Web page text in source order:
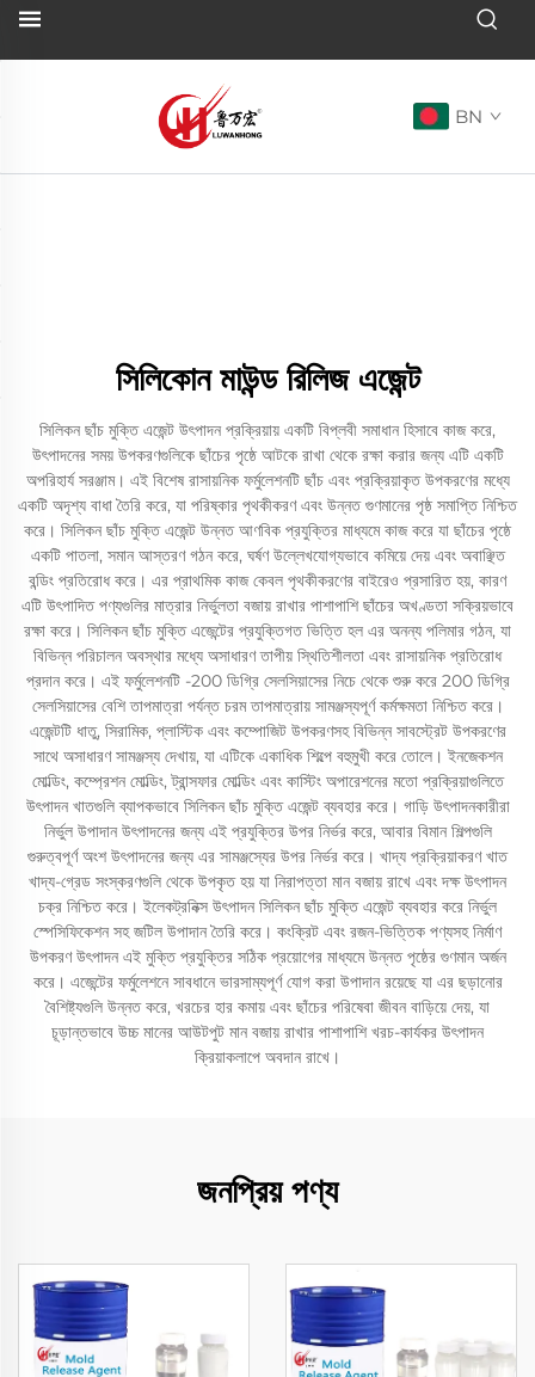
BN
সিলিকোন মাউন্ড রিলিজ এজেন্ট
সিলিকন ছাঁচ মুক্তি এজেন্ট উৎপাদন প্রক্রিয়ায় একটি বিপ্লবী সমাধান হিসাবে কাজ করে,
উৎপাদনের সময় উপকরণগুলিকে ছাঁচের পৃষ্ঠে আটকে রাখা থেকে রক্ষা করার জন্য এটি একটি
অপরিহার্য সরঞ্জাম। এই বিশেষ রাসায়নিক ফর্মুলেশনটি ছাঁচ এবং প্রক্রিয়াকৃত উপকরণের মধ্যে
একটি অদৃশ্য বাধা তৈরি করে, যা পরিষ্কার পৃথকীকরণ এবং উন্নত গুণমানের পৃষ্ঠ সমাপ্তি নিশ্চিত
করে। সিলিকন ছাঁচ মুক্তি এজেন্ট উন্নত আণবিক প্রযুক্তির মাধ্যমে কাজ করে যা ছাঁচের পৃষ্ঠে
একটি পাতলা, সমান আস্তরণ গঠন করে, ঘর্ষণ উল্লেখযোগ্যভাবে কমিয়ে দেয় এবং অবাঞ্ছিত
বন্ডিং প্রতিরোধ করে। এর প্রাথমিক কাজ কেবল পৃথকীকরণের বাইরেও প্রসারিত হয়, কারণ
এটি উৎপাদিত পণ্যগুলির মাত্রার নির্ভুলতা বজায় রাখার পাশাপাশি ছাঁচের অখণ্ডতা সক্রিয়ভাবে
রক্ষা করে। সিলিকন ছাঁচ মুক্তি এজেন্টের প্রযুক্তিগত ভিত্তি হল এর অনন্য পলিমার গঠন, যা
বিভিন্ন পরিচালন অবস্থার মধ্যে অসাধারণ তাপীয় স্থিতিশীলতা এবং রাসায়নিক প্রতিরোধ
প্রদান করে। এই ফর্মুলেশনটি -200 ডিগ্রি সেলসিয়াসের নিচে থেকে শুরু করে 200 ডিগ্রি
সেলসিয়াসের বেশি তাপমাত্রা পর্যন্ত চরম তাপমাত্রায় সামঞ্জস্যপূর্ণ কর্মক্ষমতা নিশ্চিত করে।
এজেন্টটি ধাতু, সিরামিক, প্লাস্টিক এবং কম্পোজিট উপকরণসহ বিভিন্ন সাবস্ট্রেট উপকরণের
সাথে অসাধারণ সামঞ্জস্য দেখায়, যা এটিকে একাধিক শিল্পে বহুমুখী করে তোলে। ইনজেকশন
মোল্ডিং, কম্প্রেশন মোল্ডিং, ট্রান্সফার মোল্ডিং এবং কাস্টিং অপারেশনের মতো প্রক্রিয়াগুলিতে
উৎপাদন খাতগুলি ব্যাপকভাবে সিলিকন ছাঁচ মুক্তি এজেন্ট ব্যবহার করে। গাড়ি উৎপাদনকারীরা
নির্ভুল উপাদান উৎপাদনের জন্য এই প্রযুক্তির উপর নির্ভর করে, আবার বিমান শিল্পগুলি
গুরুত্বপূর্ণ অংশ উৎপাদনের জন্য এর সামঞ্জস্যের উপর নির্ভর করে। খাদ্য প্রক্রিয়াকরণ খাত
খাদ্য-গ্রেড সংস্করণগুলি থেকে উপকৃত হয় যা নিরাপত্তা মান বজায় রাখে এবং দক্ষ উৎপাদন
চক্র নিশ্চিত করে। ইলেকট্রনিক্স উৎপাদন সিলিকন ছাঁচ মুক্তি এজেন্ট ব্যবহার করে নির্ভুল
স্পেসিফিকেশন সহ জটিল উপাদান তৈরি করে। কংক্রিট এবং রজন-ভিত্তিক পণ্যসহ নির্মাণ
উপকরণ উৎপাদন এই মুক্তি প্রযুক্তির সঠিক প্রয়োগের মাধ্যমে উন্নত পৃষ্ঠের গুণমান অর্জন
করে। এজেন্টের ফর্মুলেশনে সাবধানে ভারসাম্যপূর্ণ যোগ করা উপাদান রয়েছে যা এর ছড়ানোর
বৈশিষ্ট্যগুলি উন্নত করে, খরচের হার কমায় এবং ছাঁচের পরিষেবা জীবন বাড়িয়ে দেয়, যা
চূড়ান্তভাবে উচ্চ মানের আউটপুট মান বজায় রাখার পাশাপাশি খরচ-কার্যকর উৎপাদন
ক্রিয়াকলাপে অবদান রাখে।
জনপ্রিয় পণ্য